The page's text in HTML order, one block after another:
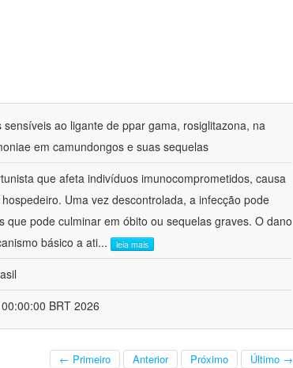
ao ligante de ppar gama, rosiglitazona, na
em camundongos e suas sequelas
que afeta indivíduos imunocomprometidos, causa
Uma vez descontrolada, a infecção pode
pode culminar em óbito ou sequelas graves. O dano
básico a ati... leia mais
BRT 2026
← Primeiro Anterior Próximo Último →